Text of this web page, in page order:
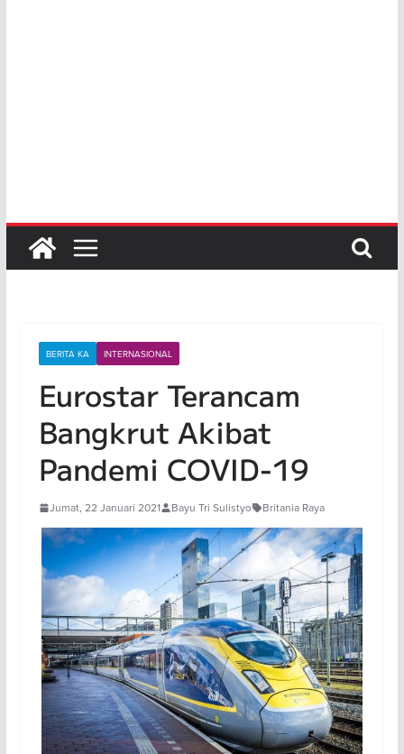
BERITA KA INTERNASIONAL
Eurostar Terancam
Bangkrut Akibat
Pandemi COVID-19
Jumat, 22 Januari 2021 Bayu Tri Sulistyo Britania Raya